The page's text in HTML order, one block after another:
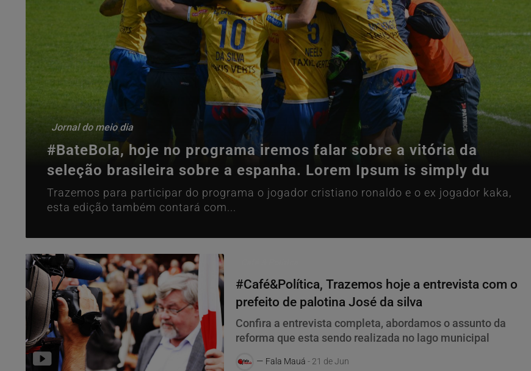
Jornal do meio dia
#BateBola, hoje no programa iremos falar sobre a vitória da
seleção brasileira sobre a espanha. Lorem Ipsum is simply du
Trazemos para participar do programa o jogador cristiano ronaldo e o ex jogador kaka,
esta edição também contará com...
#Café&Política, Trazemos hoje a entrevista com o
prefeito de palotina José da silva
Confira a entrevista completa, abordamos o assunto da
reforma que esta sendo realizada no lago municipal
Fala Mauá - 21 de Jun